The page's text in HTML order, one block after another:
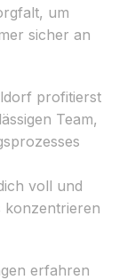
um
sicher an
profitierst
Team,
voll und
konzentrieren
erfahren